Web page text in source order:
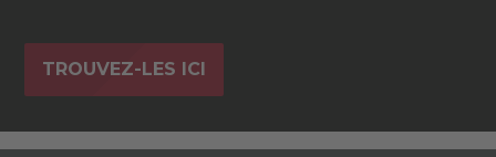
TROUVEZ-LES ICI